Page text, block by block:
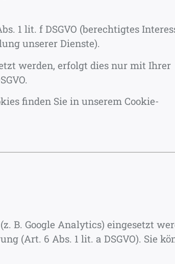
1 lit. f DSGVO (berechtigtes
unserer Dienste).
werden, erfolgt dies nur mit Ihrer
finden Sie in unserem Cookie-
B. Google Analytics) eingesetzt
(Art. 6 Abs. 1 lit. a DSGVO). Sie